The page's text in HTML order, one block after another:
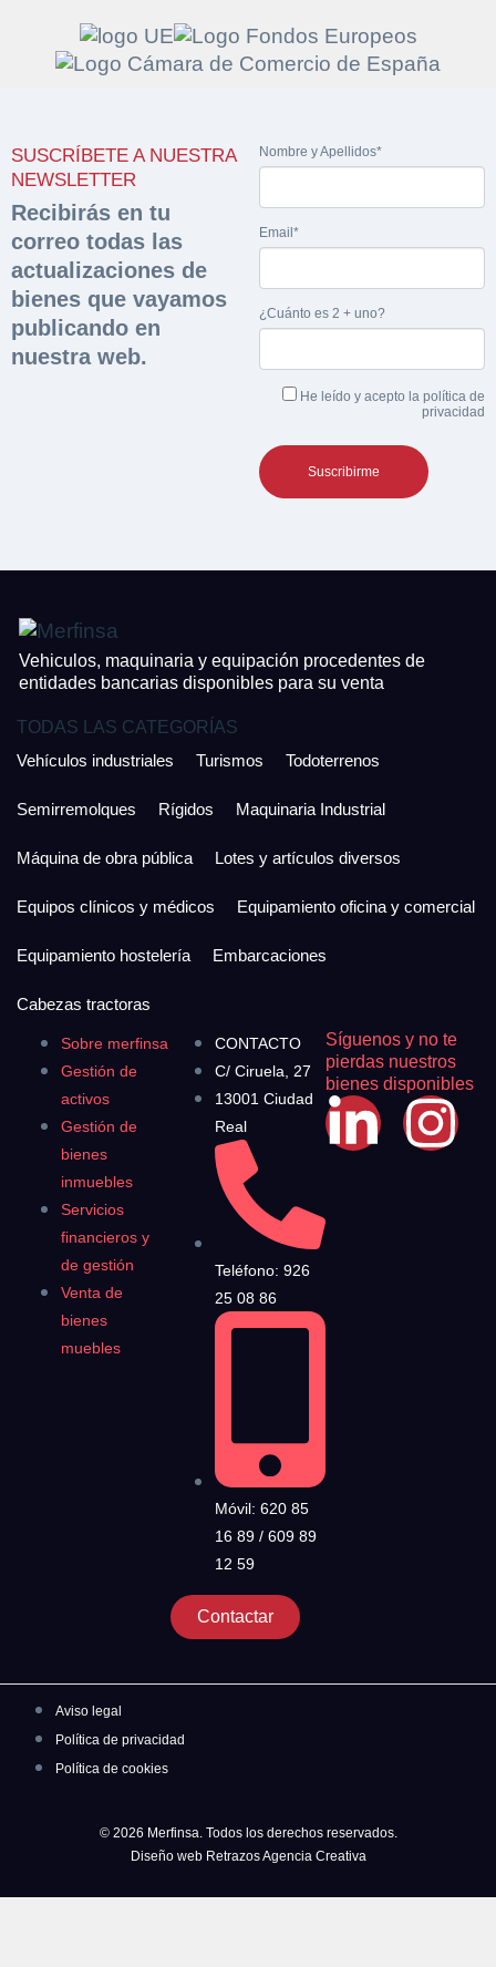
SUSCRÍBETE A NUESTRA
NEWSLETTER
Recibirás en tu
correo todas las
actualizaciones de
bienes que vayamos
publicando en
nuestra web.
Nombre y Apellidos*
Email*
¿Cuánto es 2 + uno?
He leído y acepto la política de
privacidad
Vehiculos, maquinaria y equipación procedentes de
entidades bancarias disponibles para su venta
Sobre merfinsa
Gestión de
activos
Gestión de
bienes
inmuebles
Servicios
financieros y
de gestión
Venta de
bienes
muebles
CONTACTO
C/ Ciruela, 27
13001 Ciudad
Real
Teléfono: 926
25 08 86
Móvil: 620 85
16 89 / 609 89
12 59
Contactar
Síguenos y no te
pierdas nuestros
bienes disponibles
TODAS LAS CATEGORÍAS
Vehículos industriales
Turismos Todoterrenos
Semirremolques Rígidos Maquinaria Industrial
Máquina de obra pública Lotes y artículos diversos
Equipos clínicos y médicos Equipamiento oficina y comercial
Equipamiento hostelería Embarcaciones
Cabezas tractoras
Aviso legal
Política de privacidad
Política de cookies
© 2026 Merfinsa. Todos los derechos reservados.
Diseño web Retrazos Agencia Creativa
documentación
sobre la peritación
Rellene este formulario y recibirá en su email el
enlace para descargar la documentación
Nombre y Apellidos*
Hacer Oferta
Razón social* CIF/DNI Ofertante*
Teléfono* Email*
Nombre y Apellidos*
Sobre Merfinsa
Venta de bienes muebles
Vehículos